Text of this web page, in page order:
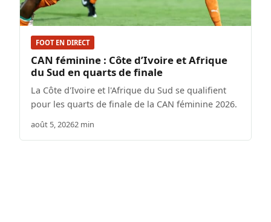
FOOT EN DIRECT
CAN féminine : Côte d’Ivoire et Afrique
du Sud en quarts de finale
La Côte d'Ivoire et l'Afrique du Sud se qualifient
pour les quarts de finale de la CAN féminine 2026.
août 5, 20262 min